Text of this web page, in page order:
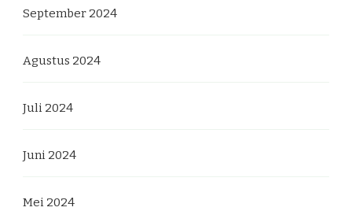
September 2024
Agustus 2024
Juli 2024
Juni 2024
Mei 2024